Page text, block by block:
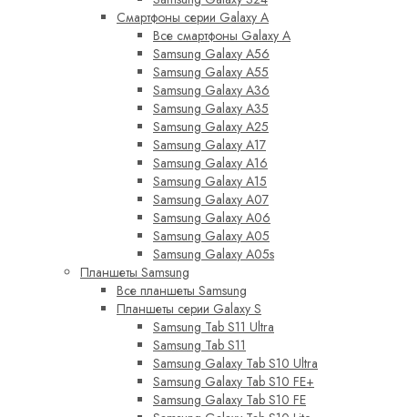
Смартфоны серии Galaxy A
Все смартфоны Galaxy A
Samsung Galaxy A56
Samsung Galaxy A55
Samsung Galaxy A36
Samsung Galaxy A35
Samsung Galaxy A25
Samsung Galaxy A17
Samsung Galaxy A16
Samsung Galaxy A15
Samsung Galaxy A07
Samsung Galaxy A06
Samsung Galaxy A05
Samsung Galaxy A05s
Планшеты Samsung
Все планшеты Samsung
Планшеты серии Galaxy S
Samsung Tab S11 Ultra
Samsung Tab S11
Samsung Galaxy Tab S10 Ultra
Samsung Galaxy Tab S10 FE+
Samsung Galaxy Tab S10 FE